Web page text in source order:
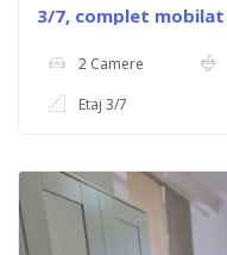
3/7, complet
2 Camere
Etaj 3/7